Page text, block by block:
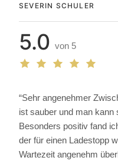
SEVERIN SCHULER
5.0 von 5
“Sehr angenehmer
ist sauber und man kann
Besonders positiv fand
der für einen Ladestopp
Wartezeit angenehm